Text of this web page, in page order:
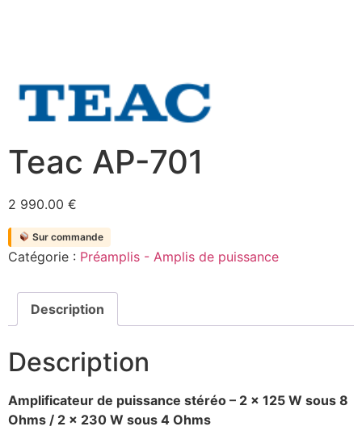
Teac AP-701
2 990.00 €
Sur commande
Catégorie : Préamplis - Amplis de puissance
Description
Description
Amplificateur de puissance stéréo – 2 x 125 W sous 8
Ohms / 2 x 230 W sous 4 Ohms